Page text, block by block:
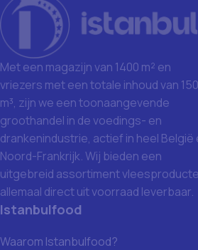
Met een magazijn van 1400 m² en
vriezers met een totale inhoud van
m³, zijn we een toonaangevende
groothandel in de voedings- en
drankenindustrie, actief in heel België
Noord-Frankrijk. Wij bieden een
uitgebreid assortiment
allemaal direct uit voorraad leverbaar.
Istanbulfood
Waarom Istanbulfood?